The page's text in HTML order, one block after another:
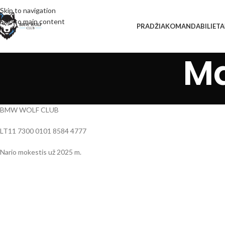
Skip to navigation
Skip to main content
PRADŽIAKOMANDA
BMW WOLF CLUB
LT11 7300 0101 8584 4777
Nario mokestis už 2025 m.